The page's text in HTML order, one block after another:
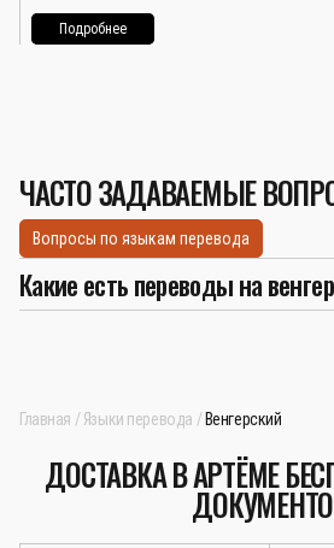
Подробнее
ЧАСТО ЗАДАВАЕМЫЕ
Вопросы по языкам перевода
Какие есть переводы на
Главная Языки перевода Венгерский
ДОСТАВКА В АРТЁМЕ